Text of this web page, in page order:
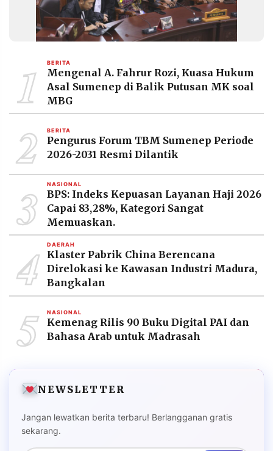
RESOLUSI
1 BERITA
Mengenal A. Fahrur Rozi, Kuasa Hukum
Asal Sumenep di Balik Putusan MK soal
MBG
2 BERITA
Pengurus Forum TBM Sumenep Periode
2026-2031 Resmi Dilantik
3 NASIONAL
BPS: Indeks Kepuasan Layanan Haji 2026
Capai 83,28%, Kategori Sangat
Memuaskan.
4 DAERAH
Klaster Pabrik China Berencana
Direlokasi ke Kawasan Industri Madura,
Bangkalan
5 NASIONAL
Kemenag Rilis 90 Buku Digital PAI dan
Bahasa Arab untuk Madrasah
NEWSLETTER
Jangan lewatkan berita terbaru! Berlangganan gratis
sekarang.